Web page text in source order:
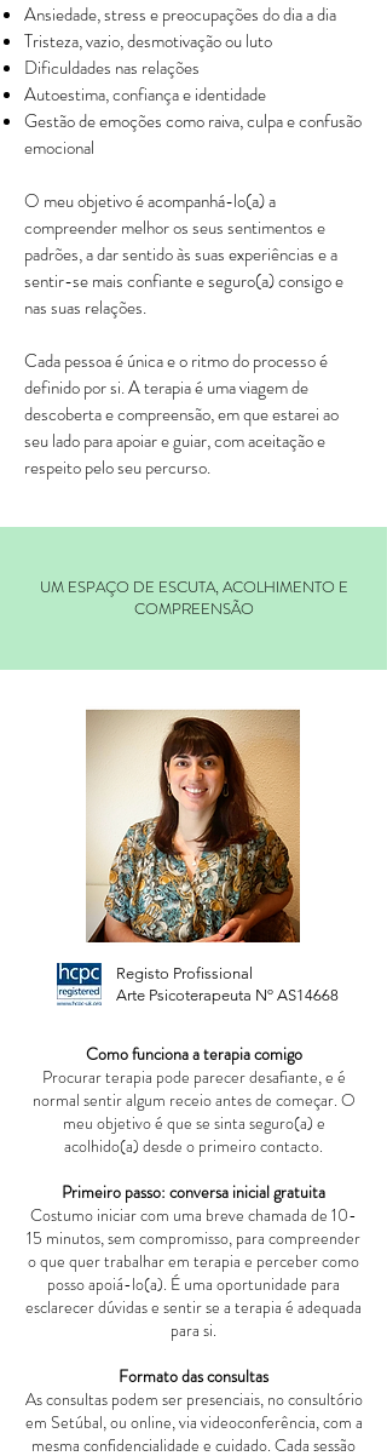
Ansiedade, stress e preocupações do dia a dia
Tristeza, vazio, desmotivação ou luto
Dificuldades nas relações
Autoestima, confiança e identidade
Gestão de emoções como raiva, culpa e confusão
emocional
O meu objetivo é acompanhá-lo(a) a
compreender melhor os seus sentimentos e
padrões, a dar sentido às suas experiências e a
sentir-se mais confiante e seguro(a) consigo e
nas suas relações.
Cada pessoa é única e o ritmo do processo é
definido por si. A terapia é uma viagem de
descoberta e compreensão, em que estarei ao
seu lado para apoiar e guiar, com aceitação e
respeito pelo seu percurso.
UM ESPAÇO DE ESCUTA, ACOLHIMENTO E
COMPREENSÃO
Registo Profissional
Arte Psicoterapeuta Nº AS14668
Como funciona a terapia comigo
​Procurar terapia pode parecer desafiante, e é
normal sentir algum receio antes de começar. O
meu objetivo é que se sinta seguro(a) e
acolhido(a) desde o primeiro contacto.
Primeiro passo: conversa inicial gratuita
Costumo iniciar com uma breve chamada de 10-
15 minutos, sem compromisso, para compreender
o que quer trabalhar em terapia e perceber como
posso apoiá-lo(a). É uma oportunidade para
esclarecer dúvidas e sentir se a terapia é adequada
para si.
Formato das consultas
As consultas podem ser presenciais, no consultório
em Setúbal, ou online, via videoconferência, com a
mesma confidencialidade e cuidado. Cada sessão